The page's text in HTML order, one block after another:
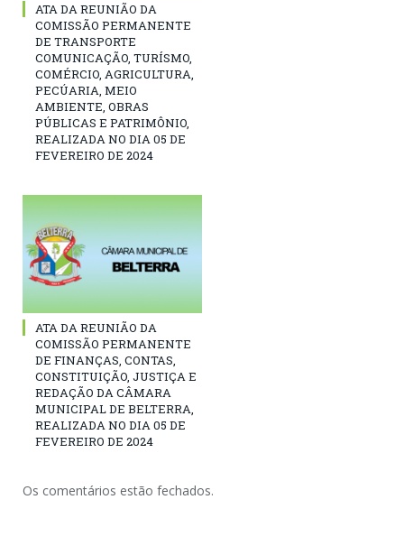
ATA DA REUNIÃO DA
COMISSÃO PERMANENTE
DE TRANSPORTE
COMUNICAÇÃO, TURÍSMO,
COMÉRCIO, AGRICULTURA,
PECÚARIA, MEIO
AMBIENTE, OBRAS
PÚBLICAS E PATRIMÔNIO,
REALIZADA NO DIA 05 DE
FEVEREIRO DE 2024
ATA DA REUNIÃO DA
COMISSÃO PERMANENTE
DE FINANÇAS, CONTAS,
CONSTITUIÇÃO, JUSTIÇA E
REDAÇÃO DA CÂMARA
MUNICIPAL DE BELTERRA,
REALIZADA NO DIA 05 DE
FEVEREIRO DE 2024
Os comentários estão fechados.